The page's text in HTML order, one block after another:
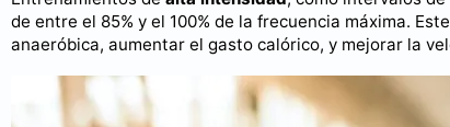
de entre el 85% y el 100% de la frecuencia máxima.
anaeróbica, aumentar el gasto calórico, y mejorar la